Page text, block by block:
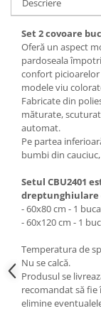
Descriere
Set 2 covoare
Oferă un aspect
pardoseala
confort
modele viu
Fabricate din
măturate,
automat.
Pe partea
bumbi din
Setul CBU2401
dreptunghiulare
- 60x80 cm - 1
- 60x120 cm - 1
Temperatura de
Nu se calcă.
Produsul se
recomandat să fie
elimine